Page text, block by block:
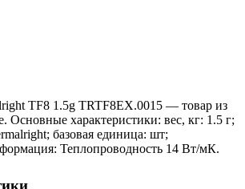
TF8 1.5g TRTF8EX.0015 — товар из
Основные характеристики: вес, кг: 1.5 г;
базовая единица: шт;
Теплопроводность 14 Вт/мК.